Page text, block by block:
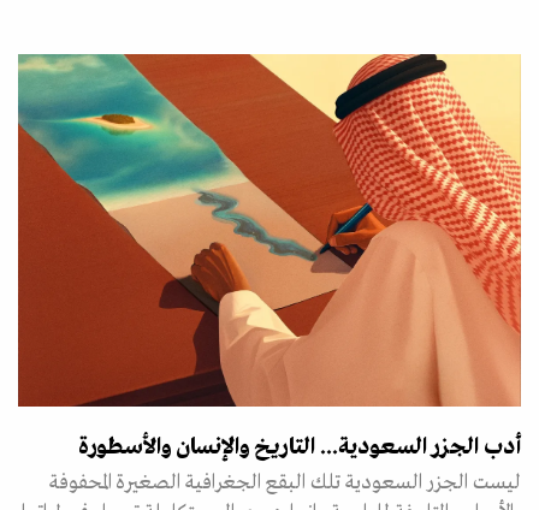
أدب الجزر السعودية... التاريخ والإنسان والأسطورة
ليست الجزر السعودية تلك البقع الجغرافية الصغيرة المحفوفة